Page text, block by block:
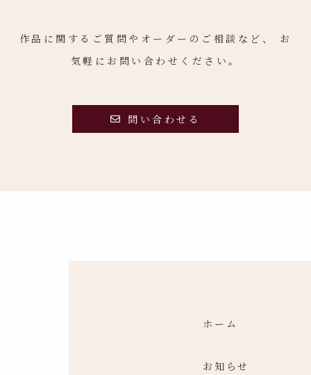
作品に関するご質問やオーダーのご相談など、
お
気軽にお問い合わせください。
問い合わせる
ホーム
お知らせ